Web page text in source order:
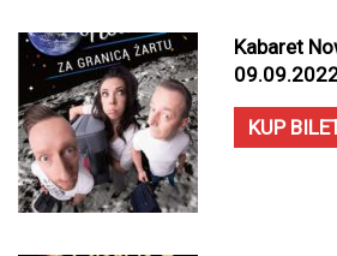
Kabaret
KUP